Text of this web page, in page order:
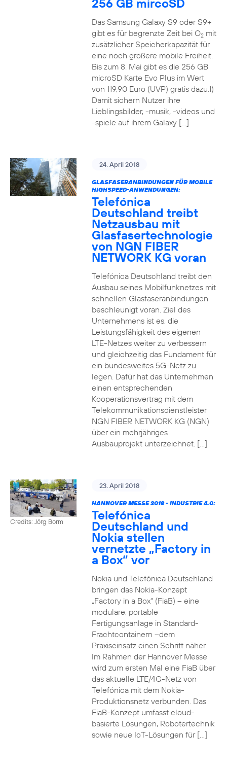
256 GB mircoSD
Das Samsung Galaxy S9 oder S9+
gibt es für begrenzte Zeit bei O2mit
zusätzlicher Speicherkapazität für
eine noch größere mobile Freiheit.
Bis zum 8. Mai gibt es die 256 GB
microSD Karte Evo Plus im Wert
von 119,90 Euro (UVP) gratis dazu.1)
Damit sichern Nutzer ihre
Lieblingsbilder, -musik, -videos und
-spiele auf ihrem Galaxy […]
24. April 2018
GLASFASERANBINDUNGEN FÜR MOBILE
HIGHSPEED-ANWENDUNGEN:
Telefónica
Deutschland treibt
Netzausbau mit
Glasfasertechnologie
von NGN FIBER
NETWORK KG voran
Telefónica Deutschland treibt den
Ausbau seines Mobilfunknetzes mit
schnellen Glasfaseranbindungen
beschleunigt voran. Ziel des
Unternehmens ist es, die
Leistungsfähigkeit des eigenen
LTE-Netzes weiter zu verbessern
und gleichzeitig das Fundament für
ein bundesweites 5G-Netz zu
legen. Dafür hat das Unternehmen
einen entsprechenden
Kooperationsvertrag mit dem
Telekommunikationsdienstleister
NGN FIBER NETWORK KG (NGN)
über ein mehrjähriges
Ausbauprojekt unterzeichnet. […]
Credits: Jörg Borm
23. April 2018
HANNOVER MESSE 2018 - INDUSTRIE 4.0:
Telefónica
Deutschland und
Nokia stellen
vernetzte „Factory in
a Box“ vor
Nokia und Telefónica Deutschland
bringen das Nokia-Konzept
„Factory in a Box“ (FiaB) – eine
modulare, portable
Fertigungsanlage in Standard-
Frachtcontainern –dem
Praxiseinsatz einen Schritt näher.
Im Rahmen der Hannover Messe
wird zum ersten Mal eine FiaB über
das aktuelle LTE/4G-Netz von
Telefónica mit dem Nokia-
Produktionsnetz verbunden. Das
FiaB-Konzept umfasst cloud-
basierte Lösungen, Robotertechnik
sowie neue IoT-Lösungen für […]